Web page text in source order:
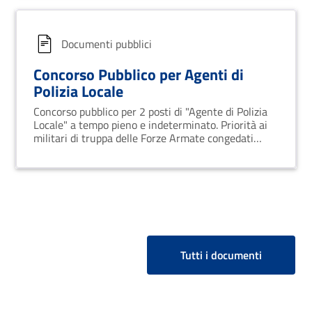
Documenti pubblici
Concorso Pubblico per Agenti di
Polizia Locale
Concorso pubblico per 2 posti di "Agente di Polizia
Locale" a tempo pieno e indeterminato. Priorità ai
militari di truppa delle Forze Armate congedati
Tutti i documenti